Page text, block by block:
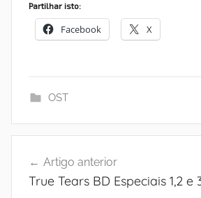
Partilhar isto:
Facebook X
OST
de
Artigo anterior
True Tears BD Especiais 1,2 e